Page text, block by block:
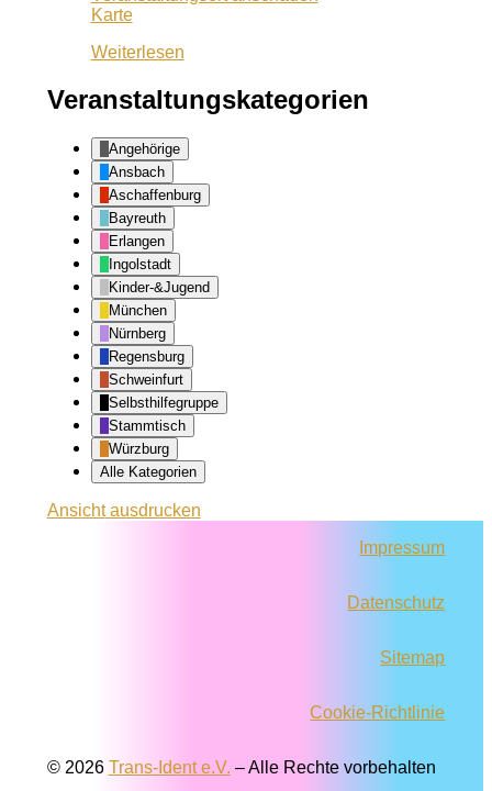
KarteQueeres
Erlangen
Weiterlesen
Veranstaltungskategorien
Angehörige
Ansbach
Aschaffenburg
Bayreuth
Erlangen
Ingolstadt
Kinder-&Jugend
München
Nürnberg
Regensburg
Schweinfurt
Selbsthilfegruppe
Stammtisch
Würzburg
Alle Kategorien
Ansichtausdrucken
Impressum
Datenschutz
Sitemap
Cookie-Richtlinie
© 2026 Trans-Ident e.V. – Alle Rechte vorbehalten